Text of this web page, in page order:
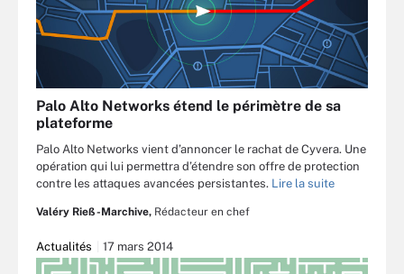
Palo Alto Networks étend le périmètre de sa
plateforme
Palo Alto Networks vient d’annoncer le rachat de Cyvera. Une
opération qui lui permettra d’étendre son offre de protection
contre les attaques avancées persistantes. Lire la suite
Valéry Rieß-Marchive, Rédacteur en chef
Actualités 17 mars 2014